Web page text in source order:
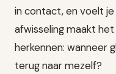
in contact, en voelt je
afwisseling maakt
herkennen: wanneer
terug naar mezelf?